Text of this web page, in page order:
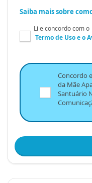
Saiba mais sobre
Li e concordo com o
Termo de Usoe o
Concordo
da Mãe
Santuário